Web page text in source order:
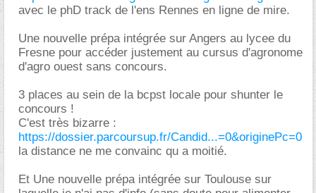
avec le phD track de l'ens Rennes en ligne de mire.
Une nouvelle prépa intégrée sur Angers au lycee du
Fresne pour accéder justement au cursus d'agronome
d'agro ouest sans concours.
3 places au sein de la bcpst locale pour shunter le
concours !
C'est très bizarre :
https://dossier.parcoursup.fr/Candid...=0&originePc=0
la distance ne me convainc qu a moitié.
Et Une nouvelle prépa intégrée sur Toulouse sur